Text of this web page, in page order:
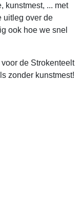
kunstmest, ... met
uitleg over de
ook hoe we snel
de Strokenteelt
zonder kunstmest!